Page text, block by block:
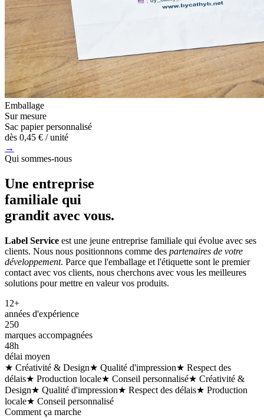
Emballage
Sur mesure
Sac papier personnalisé
dès 0,45 € / unité
→
Qui sommes-nous
Une entreprise
familiale qui
grandit avec vous.
Label Service est une jeune entreprise familiale qui évolue avec ses
clients. Nous nous positionnons comme des partenaires de votre
développement. Parce que l'emballage et l'étiquette sont le premier
contact avec vos clients, nous cherchons avec vous les meilleures
solutions pour mettre en valeur vos produits.
12+
années d'expérience
250
marques accompagnées
48h
délai moyen
★ Créativité & Design★ Qualité d'impression★ Respect des
délais★ Production locale★ Conseil personnalisé★ Créativité &
Design★ Qualité d'impression★ Respect des délais★ Production
locale★ Conseil personnalisé
Comment ça marche